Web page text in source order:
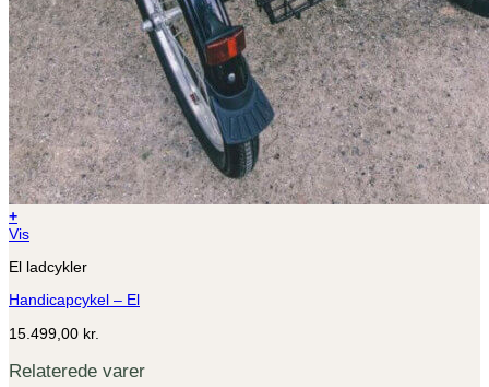
+
Vis
El ladcykler
Handicapcykel – El
15.499,00 kr.
Relaterede varer